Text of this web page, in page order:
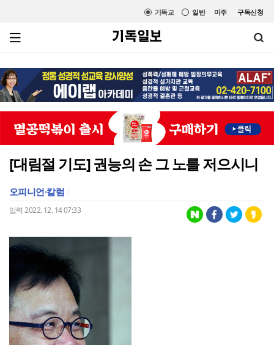
미주 구독신청
일반
기독교
[대림절 기도] 권능의 손 그 노를 저으시니
오피니언·칼럼
입력 2022. 12. 14 07:33